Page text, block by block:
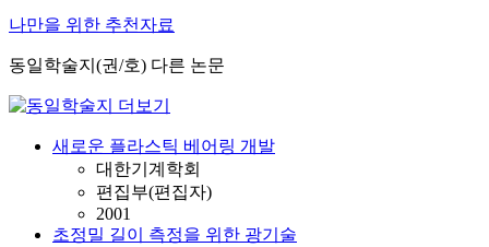
나만을 위한 추천자료
동일학술지(권/호) 다른 논문
새로운 플라스틱 베어링 개발
대한기계학회
편집부(편집자)
2001
초정밀 길이 측정을 위한 광기술